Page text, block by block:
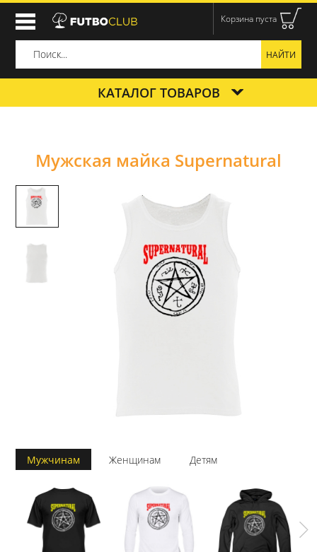
Корзина пуста
КАТАЛОГ ТОВАРОВ
Мужская майка Supernatural
Мужчинам Женщинам Детям